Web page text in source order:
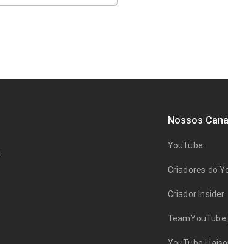
Nossos
YouTube
Criadores do
Criador Insider
TeamYouTube